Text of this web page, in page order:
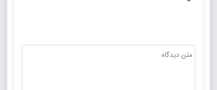
خرید محتوا